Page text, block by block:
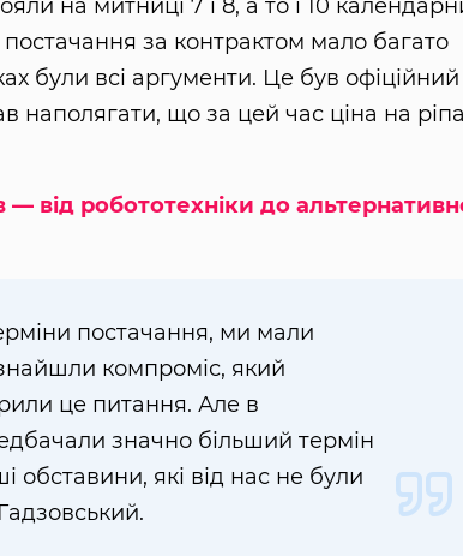
на митниці 7 і 8, а то і 10
за контрактом мало багато
були всі аргументи. Це був офіційний
наполягати, що за цей час ціна на
від робототехніки до
постачання, ми мали
компроміс, який
це питання. Але в
значно більший термін
обставини, які від нас не були